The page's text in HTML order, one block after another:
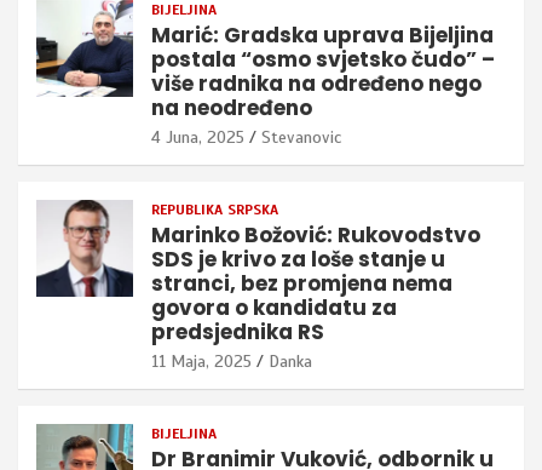
BIJELJINA
Marić: Gradska uprava Bijeljina
postala “osmo svjetsko čudo” –
više radnika na određeno nego
na neodređeno
4 Juna, 2025 Stevanovic
REPUBLIKA SRPSKA
Marinko Božović: Rukovodstvo
SDS je krivo za loše stanje u
stranci, bez promjena nema
govora o kandidatu za
predsjednika RS
11 Maja, 2025 Danka
BIJELJINA
Dr Branimir Vuković, odbornik u